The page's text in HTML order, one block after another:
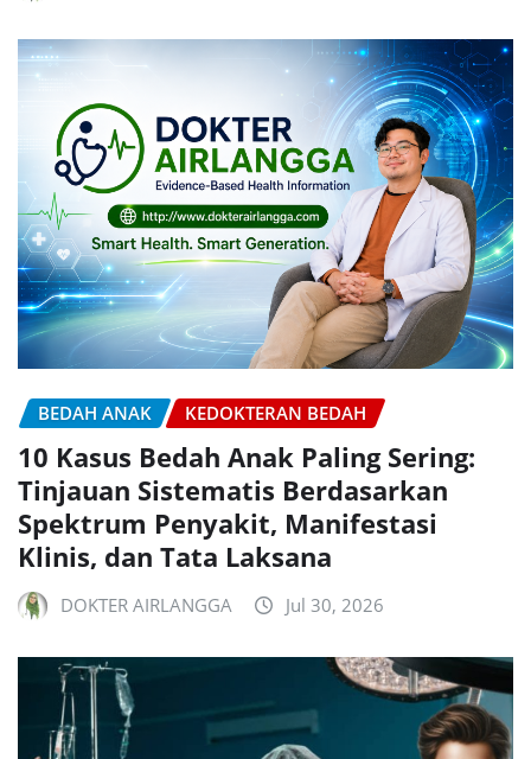
BEDAH ANAK KEDOKTERAN BEDAH
10 Kasus Bedah Anak Paling Sering:
Tinjauan Sistematis Berdasarkan
Spektrum Penyakit, Manifestasi
Klinis, dan Tata Laksana
DOKTER AIRLANGGA Jul 30, 2026